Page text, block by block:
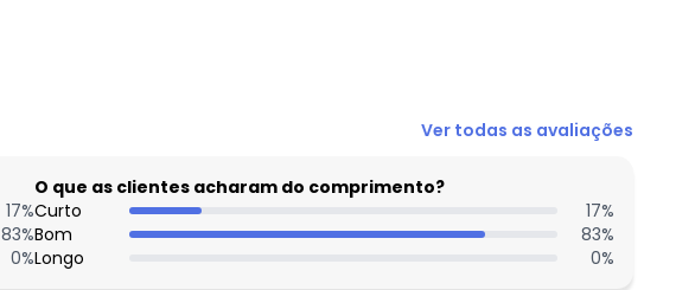
N/D*
N/D*
N/D*
N/D*
Ver todas as avaliações
17%
83%
0%
O que as clientes acharam do comprimento?
Curto
17%
Bom
83%
Longo
0%